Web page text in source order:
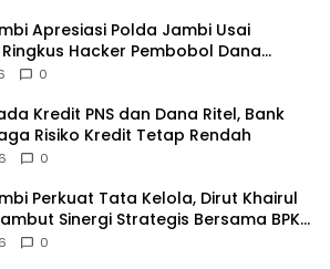
Apresiasi Polda Jambi Usai
Hacker Pembobol Dana
0
Kredit PNS dan Dana Ritel, Bank
Risiko Kredit Tetap Rendah
0
Perkuat Tata Kelola, Dirut Khairul
Sinergi Strategis Bersama BPKP
0